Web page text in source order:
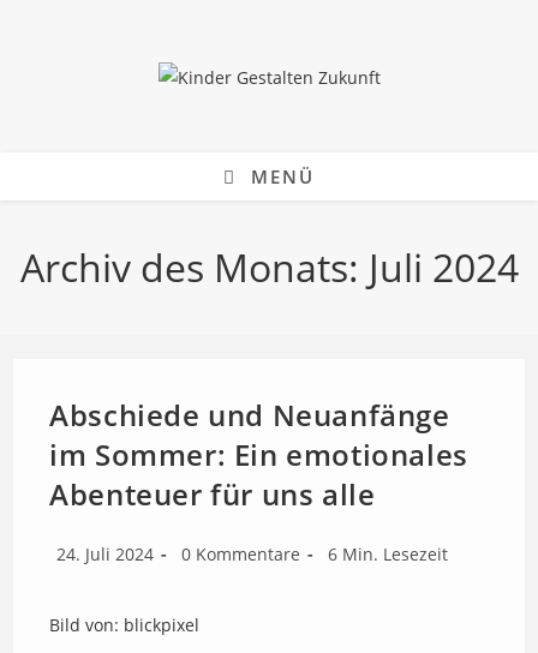
MENÜ
Archiv des Monats: Juli 2024
Abschiede und Neuanfänge
im Sommer: Ein emotionales
Abenteuer für uns alle
Beitrag
24. Juli 2024
Beitrags-
0 Kommentare Lesedauer:
6 Min. Lesezeit
Bild von: blickpixel